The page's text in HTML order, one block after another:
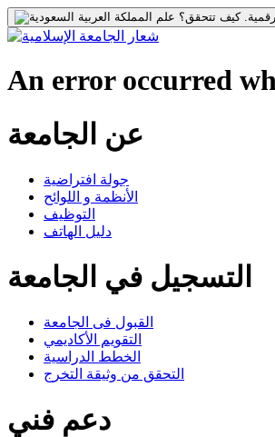
كيف تتحقق؟
An error occurred
عن الجامعة
جولة افتراضية
الأنظمة و اللوائح
التوظيف
دليل الهاتف
التسجيل في الجامعة
القبول فى الجامعة
التقويم الأكاديمي
الخطط الدراسية
التحقق من وثيقة التخرج
دعم فني